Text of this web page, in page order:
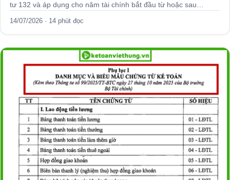
tư 132 và áp dụng cho năm tài chính bắt đầu từ hoặc sau…
14/07/2026 · 14 phút đọc